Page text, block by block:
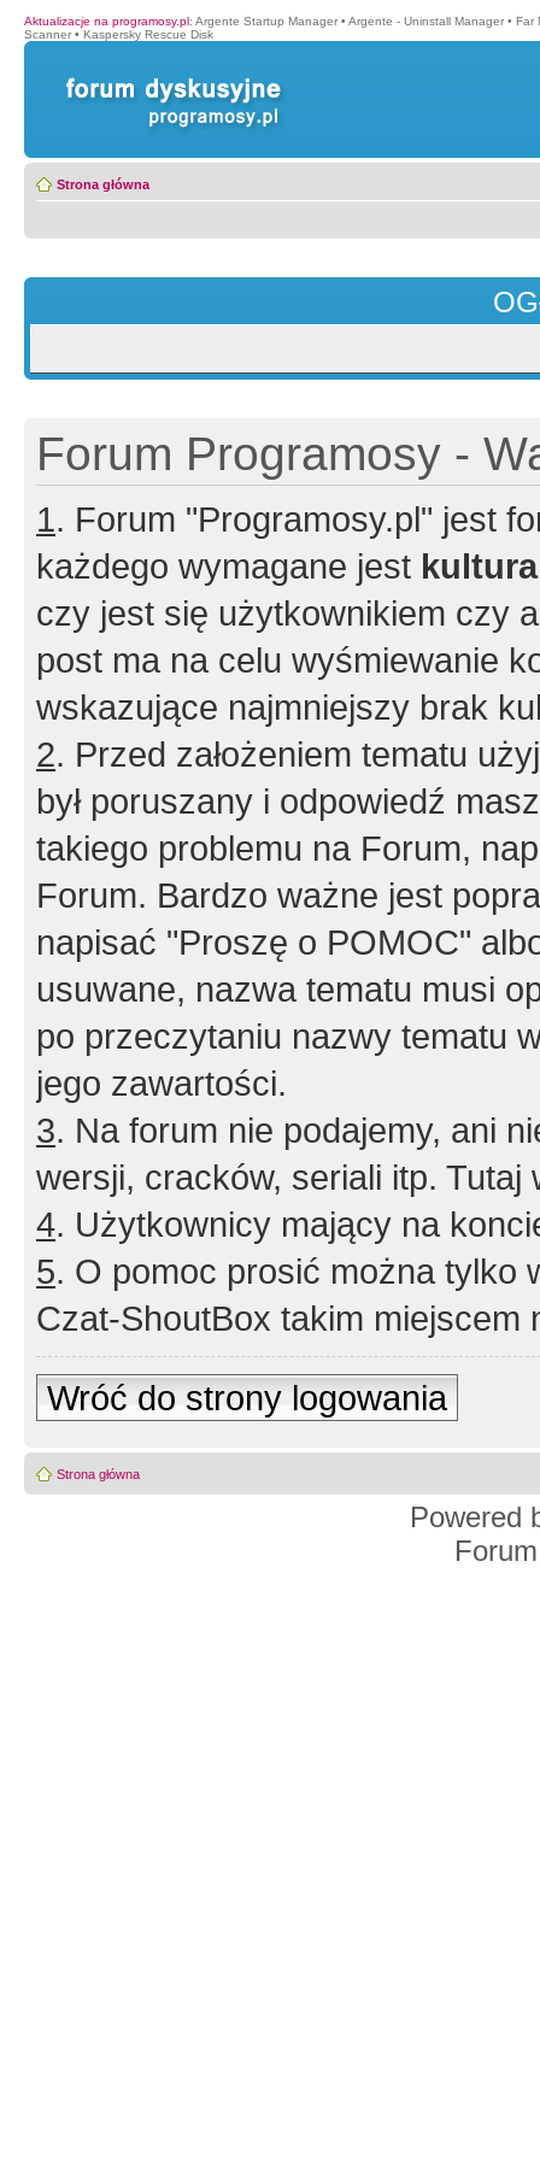
Aktualizacje na programosy.pl: Argente Startup Manager • Argente - Uninstall Manager • Far
Scanner • Kaspersky Rescue Disk
Strona główna
Forum Programosy -
1. Forum "Programosy.pl" jest
każdego wymagane jest
czy jest się użytkownikiem czy
post ma na celu wyśmiewanie
wskazujące najmniejszy brak
2. Przed założeniem tematu
był poruszany i odpowiedź
takiego problemu na Forum,
Forum. Bardzo ważne jest
napisać "Proszę o POMOC"
usuwane, nazwa tematu musi
po przeczytaniu nazwy tematu
jego zawartości.
3. Na forum nie podajemy, ani
wersji, cracków, seriali itp. Tutaj
4. Użytkownicy mający na
5. O pomoc prosić można tylko
Czat-ShoutBox takim miejscem
Wróć do strony logowania
Strona główna
Powered